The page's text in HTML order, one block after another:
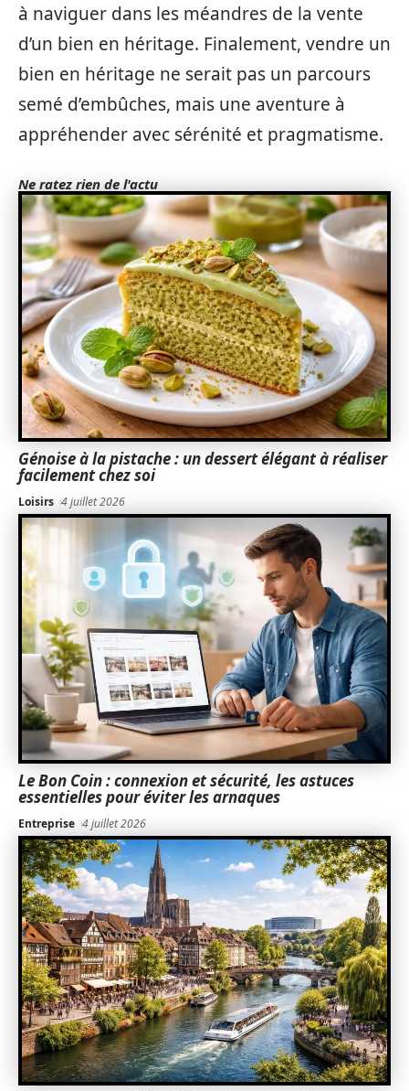
à naviguer dans les méandres de la vente
d’un bien en héritage. Finalement, vendre un
bien en héritage ne serait pas un parcours
semé d’embûches, mais une aventure à
appréhender avec sérénité et pragmatisme.
Ne ratez rien de l'actu
Génoise à la pistache : un dessert élégant à réaliser
facilement chez soi
Loisirs 4 juillet 2026
Le Bon Coin : connexion et sécurité, les astuces
essentielles pour éviter les arnaques
Entreprise 4 juillet 2026